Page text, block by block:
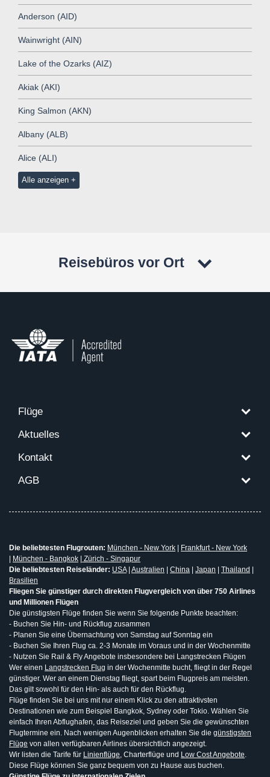
Anderson (AID)
Wainwright (AIN)
Lake of the Ozarks (AIZ)
Akiak (AKI)
King Salmon (AKN)
Albany (ALB)
Alice (ALI)
Alle anzeigen
Reisebüros vor Ort
Flüge
Aktuelles
Kontakt
AGB
Die beliebtesten Flugrouten: München - New York
Frankfurt - New York
München - Bangkok
Zürich - Singapur
Die beliebtesten Reiseländer: USA| Australien China Japan Thailand
Brasilien
Fliegen Sie günstiger durch direkten Flugvergleich von über 750 Airlines
und Millionen Flügen
Die günstigsten Flüge finden Sie wenn Sie folgende Punkte beachten:
- Buchen Sie Hin- und Rückflug zusammen
- Planen Sie eine Übernachtung von Samstag auf Sonntag ein
- Buchen Sie Ihren Flug ca. 2-3 Monate im Voraus und in der Wochenmitte
- Nutzen Sie Rail & Fly Angebote insbesondere bei Langstrecken Flügen
Wer einen Langstrecken Flug in der Wochenmitte bucht, fliegt in der Regel
günstiger. Wer an einem Dienstag fliegt, spart beim Flugpreis am meisten.
Das gilt sowohl für den Hin- als auch für den Rückflug.
Flüge finden Sie bei uns mit nur einem Klick zu den attraktivsten
Destinationen wie zum Beispiel Bangkok, Sydney oder Tokio. Wählen Sie
einfach Ihren Abflughafen, das Reiseziel und geben Sie die gewünschten
Flugtermine ein. Nach wenigen Augenblicken erhalten Sie die günstigsten
Flüge von allen verfügbaren Airlines übersichtlich angezeigt.
Wir listen die Tarife für Linienflüge, Charterflüge und Low Cost Angebote.
Diese Flüge können Sie ganz bequem von zu Hause aus buchen.